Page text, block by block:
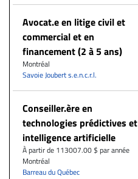
Avocat.e en litige civil et
commercial et en
financement (2 à 5 ans)
Montréal
Savoie Joubert s.e.n.c.r.l.
Conseiller.ère en
technologies prédictives et
intelligence artificielle
À partir de 113007.00 $ par année
Montréal
Barreau du Québec